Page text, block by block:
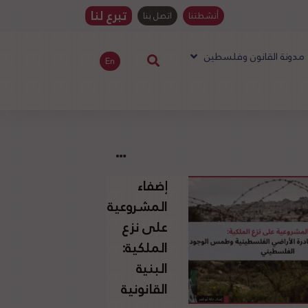
أنشطتنا اتصل بنا تبرع لنا
مدونة القانون وفلسطين En
إضفاء
المشروعية
على نزع
الملكية:
البنية
القانونية